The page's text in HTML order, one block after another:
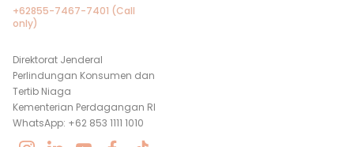
+62855-7467-7401 (Call
only)
Direktorat Jenderal
Perlindungan Konsumen dan
Tertib Niaga
Kementerian Perdagangan RI
WhatsApp: +62 853 1111 1010